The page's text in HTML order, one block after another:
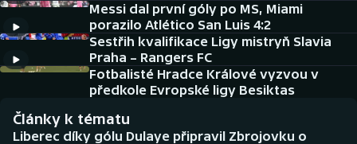
DALŠÍ SPORTY
Americký fotbal
Baseball a softbal
Basketbal
NEPŘEHLÉDNĚTE
Historické návraty
Messi dal první góly po MS, Miami
porazilo Atlético San Luis 4:2
Sestřih kvalifikace Ligy mistryň Slavia
Praha – Rangers FC
Fotbalisté Hradce Králové vyzvou v
předkole Evropské ligy Besiktas
Články k tématu
Liberec díky gólu Dulaye připravil Zbrojovku o